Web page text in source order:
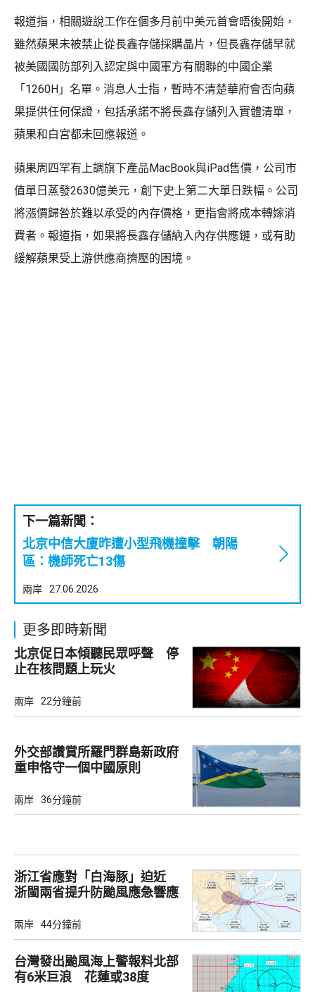
報道指，相關遊說工作在個多月前中美元首會晤後開始，
雖然蘋果未被禁止從長鑫存儲採購晶片，但長鑫存儲早就
被美國國防部列入認定與中國軍方有關聯的中國企業
「1260H」名單。消息人士指，暫時不清楚華府會否向蘋
果提供任何保證，包括承諾不將長鑫存儲列入實體清單，
蘋果和白宮都未回應報道。
蘋果周四罕有上調旗下產品MacBook與iPad售價，公司市
值單日蒸發2630億美元，創下史上第二大單日跌幅。公司
將漲價歸咎於難以承受的內存價格，更指會將成本轉嫁消
費者。報道指，如果將長鑫存儲納入內存供應鏈，或有助
緩解蘋果受上游供應商擠壓的困境。
下一篇新聞：
北京中信大廈昨遭小型飛機撞擊 朝陽
區：機師死亡13傷
兩岸 27.06.2026
更多即時新聞
北京促日本傾聽民眾呼聲 停
止在核問題上玩火
兩岸 22分鐘前
外交部讚賞所羅門群島新政府
重申恪守一個中國原則
兩岸 36分鐘前
浙江省應對「白海豚」迫近
浙閩兩省提升防颱風應急響應
兩岸 44分鐘前
台灣發出颱風海上警報料北部
有6米巨浪 花蓮或38度